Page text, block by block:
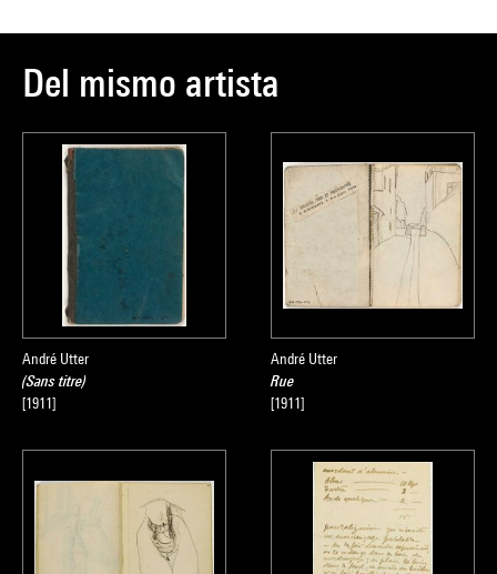
Del mismo artista
André Utter
(Sans titre)
[1911]
André Utter
Rue
[1911]